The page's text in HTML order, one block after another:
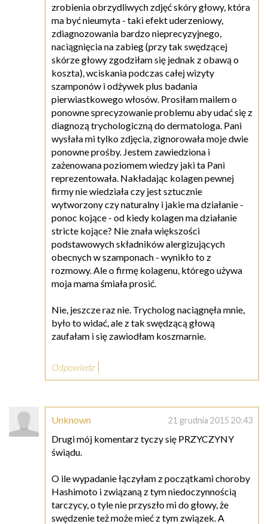
zrobienia obrzydliwych zdjęć skóry głowy, która
ma być nieumyta - taki efekt uderzeniowy,
zdiagnozowania bardzo nieprecyzyjnego,
naciągnięcia na zabieg (przy tak swędzącej
skórze głowy zgodziłam się jednak z obawą o
koszta), wciskania podczas całej wizyty
szamponów i odżywek plus badania
pierwiastkowego włosów. Prosiłam mailem o
ponowne sprecyzowanie problemu aby udać się z
diagnozą trychologiczną do dermatologa. Pani
wysłała mi tylko zdjęcia, zignorowała moje dwie
ponowne prośby. Jestem zawiedziona i
zażenowana poziomem wiedzy jaki ta Pani
reprezentowała. Nakładając kolagen pewnej
firmy nie wiedziała czy jest sztucznie
wytworzony czy naturalny i jakie ma działanie -
ponoc kojące - od kiedy kolagen ma działanie
stricte kojące? Nie znała większości
podstawowych składników alergizujących
obecnych w szamponach - wynikło to z
rozmowy. Ale o firmę kolagenu, którego używa
moja mama śmiała prosić.
Nie, jeszcze raz nie. Trycholog naciągnęła mnie,
było to widać, ale z tak swędzącą głową
zaufałam i się zawiodłam koszmarnie.
Odpowiedz
Unknown 21 grudnia 2015 20:43
Drugi mój komentarz tyczy się PRZYCZYNY
świądu.
O ile wypadanie łączyłam z początkami choroby
Hashimoto i związaną z tym niedoczynnością
tarczycy, o tyle nie przyszło mi do głowy, że
swędzenie też może mieć z tym związek. A